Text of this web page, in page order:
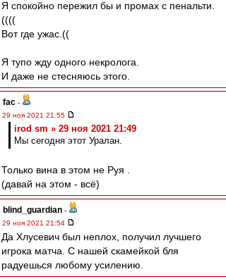
Я спокойно пережил бы и промах с пенальти.
((((
Вот где ужас.((
Я тупо жду одного некролога.
И даже не стесняюсь этого.
fac -
29 ноя 2021 21:55
irod sm » 29 ноя 2021 21:49
Мы сегодня этот Уралан.
Только вина в этом не Руя .
(давай на этом - всё)
blind_guardian -
29 ноя 2021 21:54
Да Хлусевич был неплох, получил лучшего
игрока матча. С нашей скамейкой бля
радуешься любому усилению.